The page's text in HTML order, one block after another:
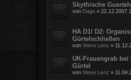
Skythische
von Dago » 22.12.2007
HA D1/ D2:
Gürtelschließen
von Steve Lenz »
UK-Frauengrab
Gürtel
von Steve Lenz »